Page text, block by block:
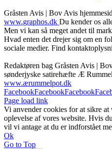
Gråsten Avis | Bov Avis
www.graphos.dk Du kender os
Men vi kan så meget andet til
Hvad enten det drejer sig om en
sociale medier. Find
Redaktøren bag Gråsten Avis |
sønderjyske satirehæfte Æ
www.ærummelpot.dk
FacebookFacebookFacebook
Page load link
Vi anvender cookies for at sikre
oplevelse af vores website. Hvis
vil vi antage at du er indforstået
Ok
Go to Top